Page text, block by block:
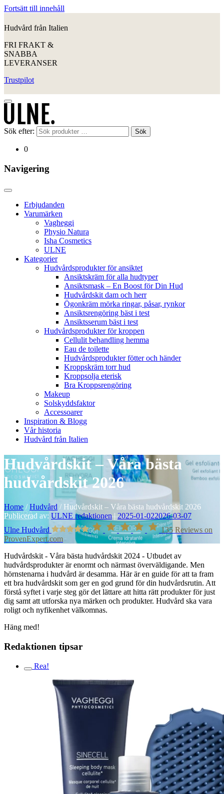
Fortsätt till innehåll
Hudvård från Italien
FRI FRAKT &
SNABBA
LEVERANSER
Trustpilot
Sök efter: Sök
0
Navigering
Erbjudanden
Varumärken
Vagheggi
Physio Natura
Isha Cosmetics
ULNE
Kategorier
Hudvårdsprodukter för ansiktet
Ansiktskräm för alla hudtyper
Ansiktsmask – En Boost för Din Hud
Hudvårdskit dam och herr
Ögonkräm mörka ringar, påsar, rynkor
Ansiktsrengöring bäst i test
Ansiktsserum bäst i test
Hudvårdsprodukter för kroppen
Cellulit behandling hemma
Eau de toilette
Hudvårdsprodukter fötter och händer
Kroppskräm torr hud
Kroppsolja eterisk
Bra Kroppsrengöring
Makeup
Solskyddsfaktor
Accessoarer
Inspiration & Blogg
Vår historia
Hudvård från Italien
Hudvårdskit – Våra bästa
hudvårdskit 2026
Home /Hudvård / Hudvårdskit – Våra bästa hudvårdskit 2026
Publicerad av: ULNE redaktionen | 2025-01-022026-03-07
Ulne Hudvård
135Reviews on
ProvenExpert.com
Hudvårdskit - Våra bästa hudvårdskit 2024 - Utbudet av
hudvårdsprodukter är enormt och närmast överväldigande. Men
hörnstenarna i hudvård är desamma. Här är en guide för att ta fram
ett bra hudvårdskit som ger en god grund för din hudvårdsrutin. Att
förstå syftet i varje steg gör det lättare att hitta rätt produkter för just
dig samt att utforska nya märken och produkter. Hudvård ska vara
roligt och nyfikenhet välkomnas.
Häng med!
Redaktionen tipsar
Rea!